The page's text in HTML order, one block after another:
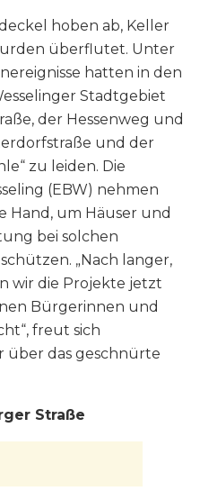
hoben ab, Keller
überflutet. Unter
hatten in den
Stadtgebiet
der Hessenweg und
und der
zu leiden. Die
(EBW) nehmen
Hand, um Häuser und
bei solchen
„Nach langer,
wir die Projekte jetzt
Bürgerinnen und
freut sich
über das geschnürte
Straße